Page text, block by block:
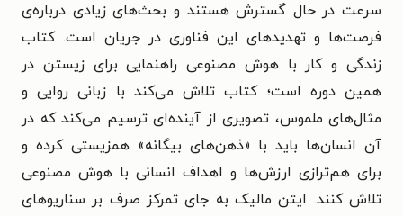
سرعت در حال گسترش هستند و بحث‌های زیادی درباره‌ی
فرصت‌ها و تهدیدهای این فناوری در جریان است. کتاب
زندگی و کار با هوش مصنوعی راهنمایی برای زیستن در
همین دوره است؛ کتاب تلاش می‌کند با زبانی روایی و
مثال‌های ملموس، تصویری از آینده‌ای ترسیم می‌کند که در
آن انسان‌ها باید با «ذهن‌های بیگانه» همزیستی کرده و
برای هم‌ترازی ارزش‌ها و اهداف انسانی با هوش مصنوعی
تلاش کنند. ایتن مالیک به جای تمرکز صرف بر سناریوهای